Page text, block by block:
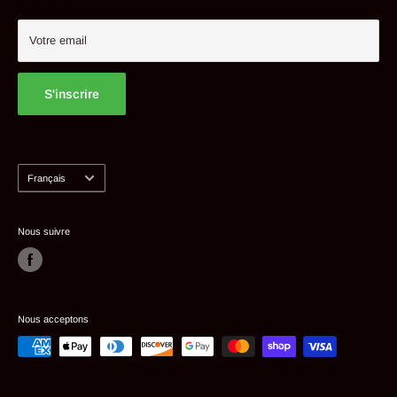
Votre email
S'inscrire
Français
Nous suivre
Nous acceptons